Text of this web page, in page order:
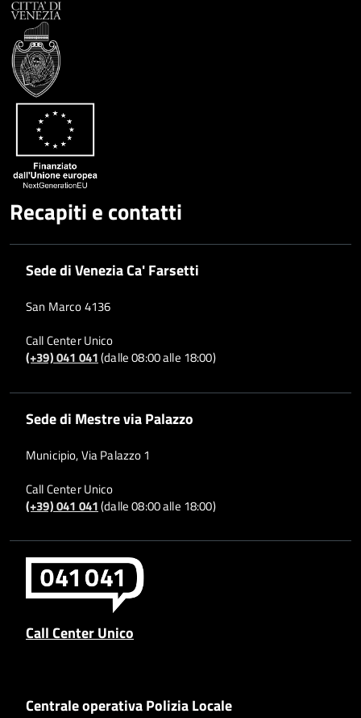
Recapiti e contatti
Sede di Venezia Ca' Farsetti
San Marco 4136
Call Center Unico
(+39) 041 041(dalle 08:00 alle 18:00)
Sede di Mestre via Palazzo
Municipio, Via Palazzo 1
Call Center Unico
(+39) 041 041(dalle 08:00 alle 18:00)
Call Center Unico
Centrale operativa Polizia Locale